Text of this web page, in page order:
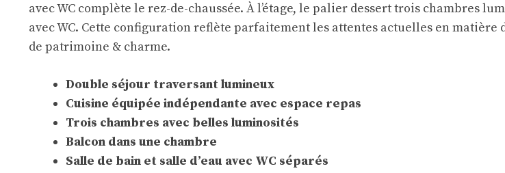
avec WC complète le rez-de-chaussée. À l’étage, le palier dessert trois chambres
avec WC. Cette configuration reflète parfaitement les attentes actuelles en matière
de patrimoine & charme.
Double séjour traversant lumineux
Cuisine équipée indépendante avec espace repas
Trois chambres avec belles luminosités
Balcon dans une chambre
Salle de bain et salle d’eau avec WC séparés